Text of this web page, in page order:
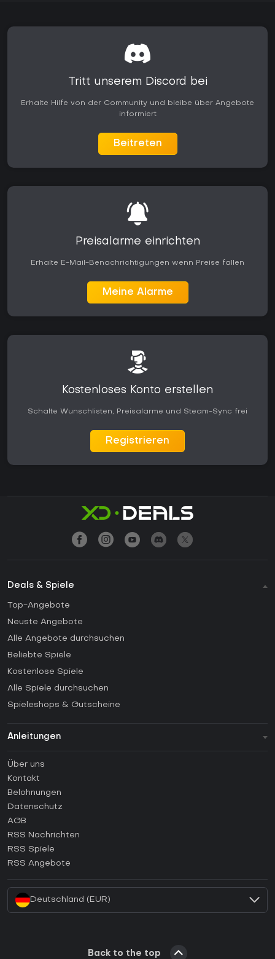
Tritt unserem Discord bei
Erhalte Hilfe von der Community und bleibe über Angebote
informiert
Beitreten
Preisalarme einrichten
Erhalte E-Mail-Benachrichtigungen wenn Preise fallen
Meine Alarme
Kostenloses Konto erstellen
Schalte Wunschlisten, Preisalarme und Steam-Sync frei
Registrieren
Deals & Spiele
Top-Angebote
Neuste Angebote
Alle Angebote durchsuchen
Beliebte Spiele
Kostenlose Spiele
Alle Spiele durchsuchen
Spieleshops & Gutscheine
Anleitungen
Anleitungen
Wie aktiviert man einen Steam CD Key?
Wie aktiviert man einen Epic Games CD Key?
Wie aktiviert man einen GOG CD Key?
Wie aktiviert man einen Ubisoft Connect CD Key?
Über uns
Kontakt
Belohnungen
Datenschutz
AGB
RSS Nachrichten
RSS Spiele
RSS Angebote
Deutschland (EUR)
Back to the top